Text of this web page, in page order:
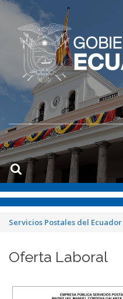
Servicios Postales del Ecuador
Oferta Laboral